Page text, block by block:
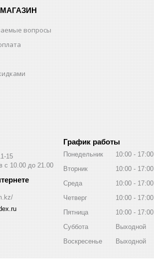
вопросы
15
с 10.00 до 21.00
График работы
Понедельник 10:00
17:00
Вторник
10:00
17:00
Среда
10:00
17:00
Четверг
10:00
17:00
Пятница
10:00
17:00
Суббота
Выходной
Воскресенье
Выходной